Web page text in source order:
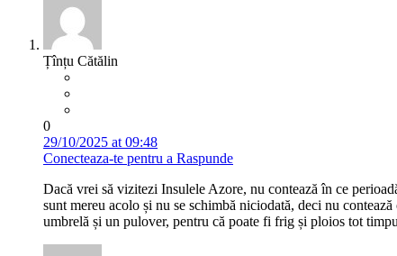
Țînțu Cătălin
0
29/10/2025 at 09:48
Conecteaza-te pentru a Raspunde
Dacă vrei să vizitezi Insulele Azore, nu contează în ce
sunt mereu acolo și nu se schimbă niciodată, deci nu
umbrelă și un pulover, pentru că poate fi frig și ploios tot